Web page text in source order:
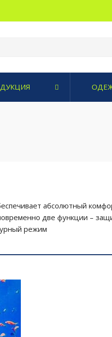
абсолютный
две функции –
режим